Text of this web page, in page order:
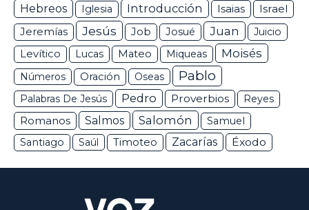
Hebreos
Iglesia Introducción Isaias Israel
Jeremías Jesús Job Josué Juan
Juicio
Levítico
Lucas Mateo Miqueas Moisés
Números Oración Oseas Pablo
Palabras De Jesús Pedro Proverbios Reyes
Romanos Salmos Salomón
Samuel
Santiago
Saúl Timoteo Zacarías Éxodo